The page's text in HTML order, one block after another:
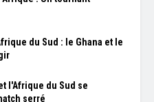
du Sud : le Ghana et le
l'Afrique du Sud se
serré